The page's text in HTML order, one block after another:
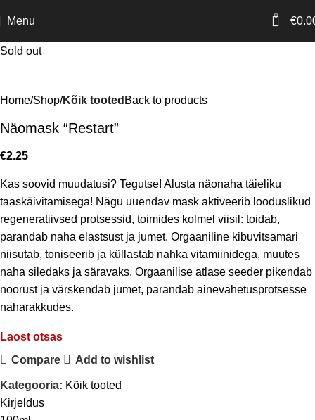
Menu 0 €
Sold out
Home Shop Kõik tooted Back to products
Näomask “Restart”
€2.25
Kas soovid muudatusi? Tegutse! Alusta näonaha täieliku
taaskäivitamisega! Nägu uuendav mask aktiveerib looduslikud
regeneratiivsed protsessid, toimides kolmel viisil: toidab,
parandab naha elastsust ja jumet. Orgaaniline kibuvitsamari
niisutab, toniseerib ja küllastab nahka vitamiinidega, muutes
naha siledaks ja säravaks. Orgaanilise atlase seeder pikendab
noorust ja värskendab jumet, parandab ainevahetusprotsesse
naharakkudes.
Laost otsas
Compare
Add to wishlist
Kategooria: Kõik tooted
Kirjeldus